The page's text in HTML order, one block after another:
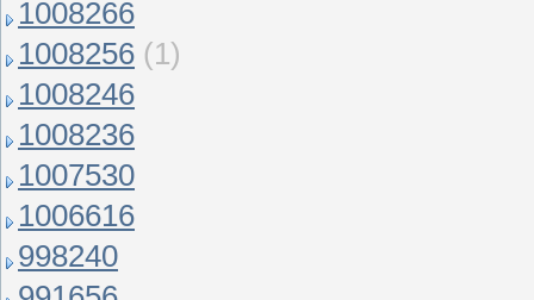
1008266
1008256 (1)
1008246
1008236
1007530
1006616
998240